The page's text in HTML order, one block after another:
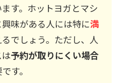
す。ホットヨガとマシ
味がある人には特に満
るでしょう。ただし、人
予約が取りにくい場合
す。